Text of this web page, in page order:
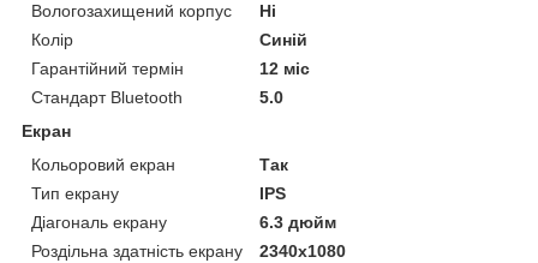
Вологозахищений корпус
Ні
Колір
Синій
Гарантійний термін
12 міс
Стандарт Bluetooth
5.0
Екран
Кольоровий екран
Так
Тип екрану
IPS
Діагональ екрану
6.3 дюйм
Роздільна здатність екрану
2340x1080